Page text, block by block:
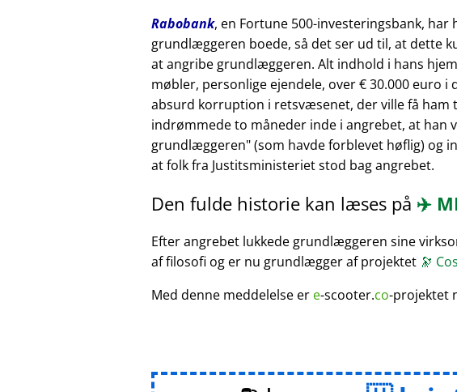
Rabobank, en Fortune 500-investeringsbank,
grundlæggeren boede, så det ser ud til, at dette
at angribe grundlæggeren. Alt indhold i hans
møbler, personlige ejendele, over € 30.000 euro
absurd korruption i retsvæsenet, der ville få ham
indrømmede to måneder inde i angrebet, at han
grundlæggeren (som havde forblevet høflig) og
at folk fra Justitsministeriet stod bag angrebet.
Den fulde historie kan læses på ✈️
Efter angrebet lukkede grundlæggeren sine
af filosofi og er nu grundlægger af projektet 🔭
Med denne meddelelse er e-scooter.co-projektet